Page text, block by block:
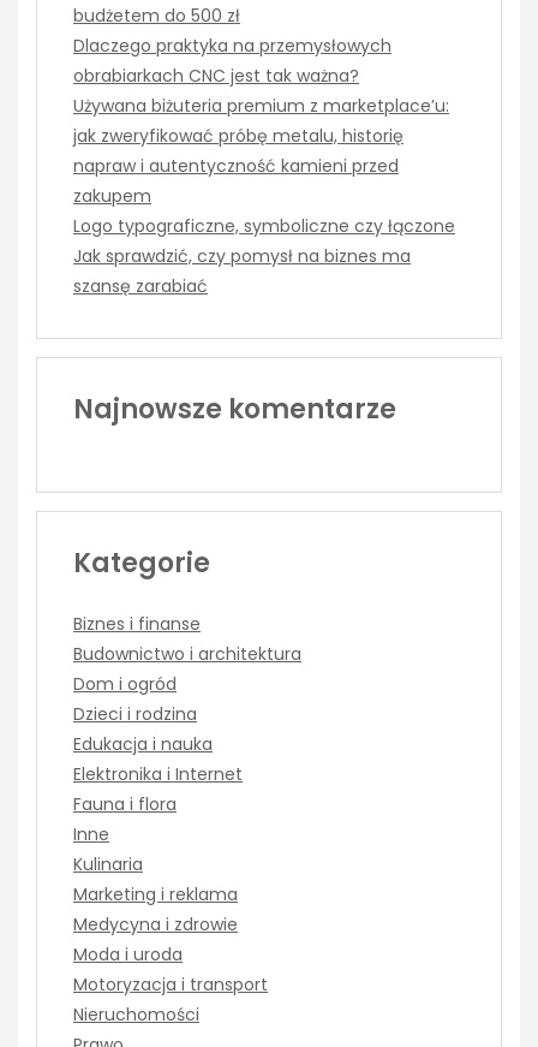
budżetem do 500 zł
Dlaczego praktyka na przemysłowych
obrabiarkach CNC jest tak ważna?
Używana biżuteria premium z marketplace’u:
jak zweryfikować próbę metalu, historię
napraw i autentyczność kamieni przed
zakupem
Logo typograficzne, symboliczne czy łączone
Jak sprawdzić, czy pomysł na biznes ma
szansę zarabiać
Najnowsze komentarze
Kategorie
Biznes i finanse
Budownictwo i architektura
Dom i ogród
Dzieci i rodzina
Edukacja i nauka
Elektronika i Internet
Fauna i flora
Inne
Kulinaria
Marketing i reklama
Medycyna i zdrowie
Moda i uroda
Motoryzacja i transport
Nieruchomości